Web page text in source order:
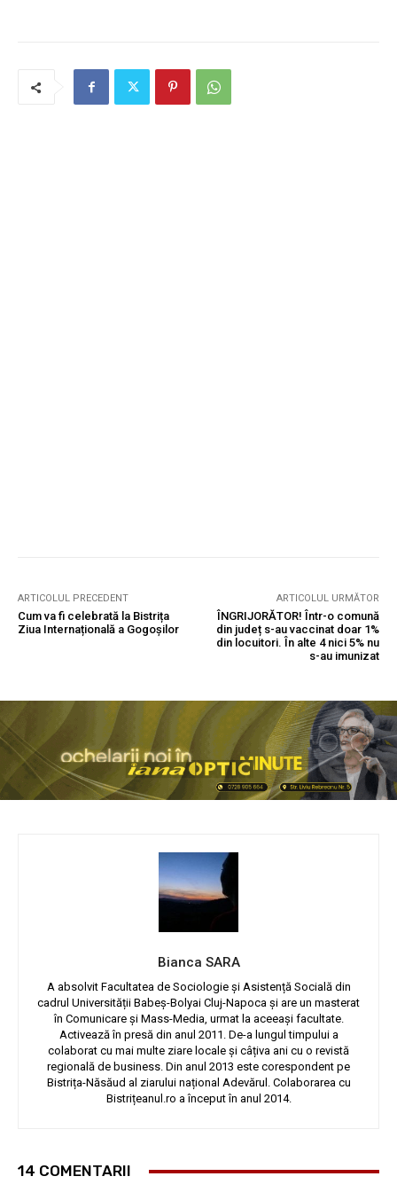
ARTICOLUL PRECEDENT
Cum va fi celebrată la Bistrița
Ziua Internațională a Gogoșilor
ARTICOLUL URMĂTOR
ÎNGRIJORĂTOR! Într-o comună
din județ s-au vaccinat doar 1%
din locuitori. În alte 4 nici 5% nu
s-au imunizat
Bianca SARA
A absolvit Facultatea de Sociologie și Asistență Socială din
cadrul Universității Babeș-Bolyai Cluj-Napoca și are un masterat
în Comunicare și Mass-Media, urmat la aceeași facultate.
Activează în presă din anul 2011. De-a lungul timpului a
colaborat cu mai multe ziare locale și câțiva ani cu o revistă
regională de business. Din anul 2013 este corespondent pe
Bistrița-Năsăud al ziarului național Adevărul. Colaborarea cu
Bistrițeanul.ro a început în anul 2014.
14 COMENTARII